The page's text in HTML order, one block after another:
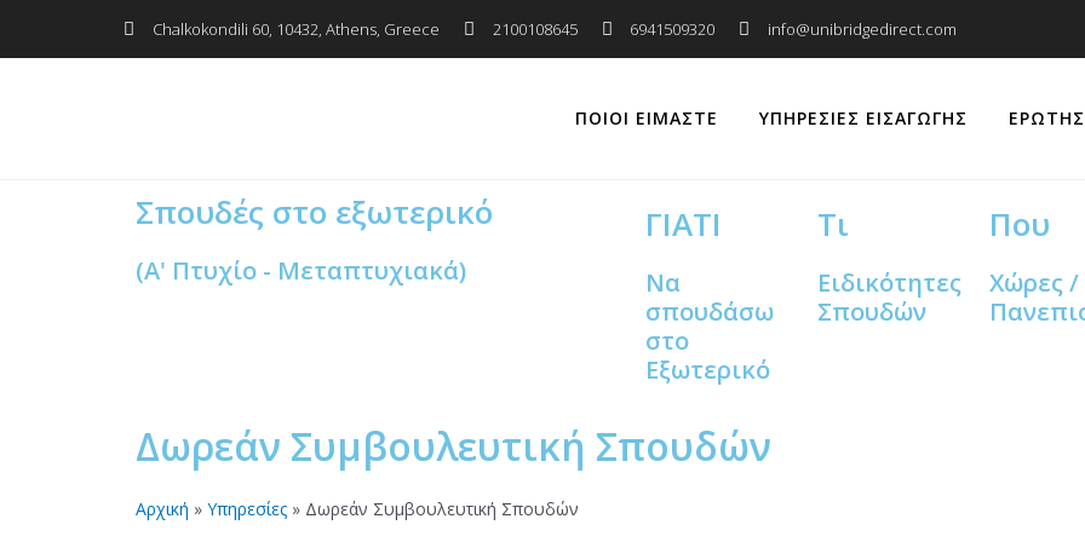
Chalkokondili 60, 10432, Athens, Greece 2100108645 6941509320 info@unibridgedirect.com
ΠΟΙΟΊ ΕΊΜΑΣΤΕ ΥΠΗΡΕΣΊΕΣ ΕΙΣΑΓΩΓΉΣ
Σπουδές στο εξωτερικό
(Α' Πτυχίο - Μεταπτυχιακά)
ΓΙΑΤΙ
Να
σπουδάσω
στο
Εξωτερικό
Τι
Ειδικότητες
Σπουδών
Που
Χώρες /
Δωρεάν Συμβουλευτική Σπουδών
Αρχική » Υπηρεσίες » Δωρεάν Συμβουλευτική Σπουδών